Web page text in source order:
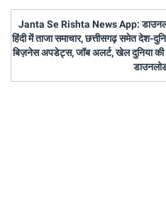
Janta Se Rishta News App:
हिंदी में ताजा समाचार, छत्तीसगढ़ समेत देश-
बिज़नेस अपडेट्स, जॉब अलर्ट, खेल दुनिया